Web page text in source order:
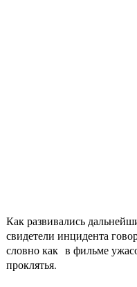
Как развивались
свидетели инцидента
словно как в фильме
проклятья.